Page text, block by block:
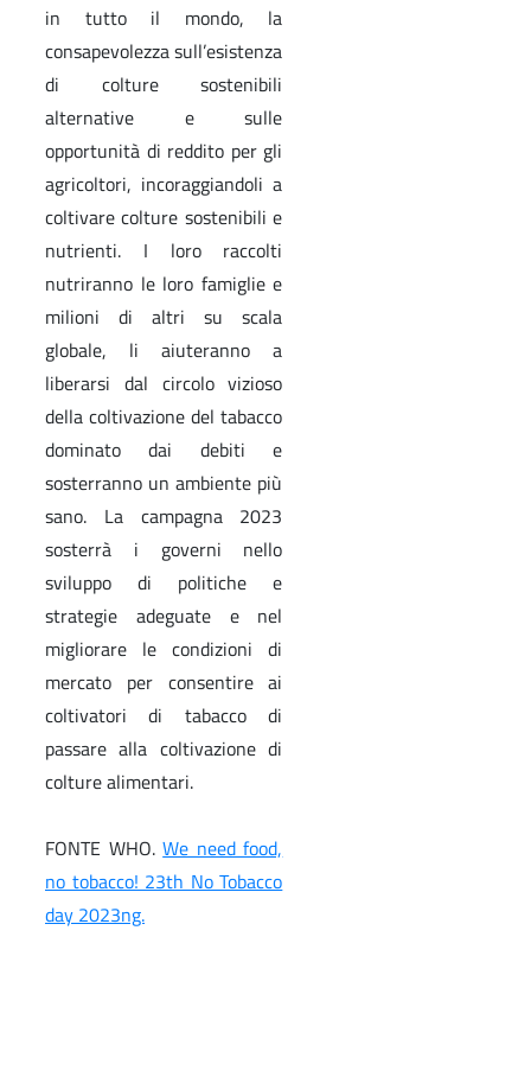
in tutto il mondo, la
consapevolezza sull’esistenza
di colture sostenibili
alternative e sulle
opportunità di reddito per gli
agricoltori, incoraggiandoli a
coltivare colture sostenibili e
nutrienti. I loro raccolti
nutriranno le loro famiglie e
milioni di altri su scala
globale, li aiuteranno a
liberarsi dal circolo vizioso
della coltivazione del tabacco
dominato dai debiti e
sosterranno un ambiente più
sano. La campagna 2023
sosterrà i governi nello
sviluppo di politiche e
strategie adeguate e nel
migliorare le condizioni di
mercato per consentire ai
coltivatori di tabacco di
passare alla coltivazione di
colture alimentari.
FONTE WHO.We need food,
no tobacco! 23th No Tobacco
day 2023ng.